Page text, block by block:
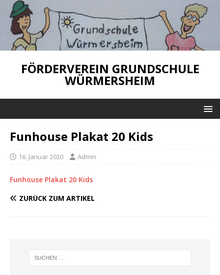
FÖRDERVEREIN GRUNDSCHULE
WÜRMERSHEIM
Funhouse Plakat 20 Kids
16. Januar 2020 Admin
Funhouse Plakat 20 Kids
ZURÜCK ZUM ARTIKEL